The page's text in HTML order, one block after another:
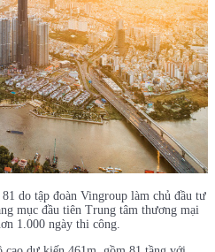
do tập đoàn Vingroup làm chủ đầu tư
mục đầu tiên Trung tâm thương mại
1.000 ngày thi công.